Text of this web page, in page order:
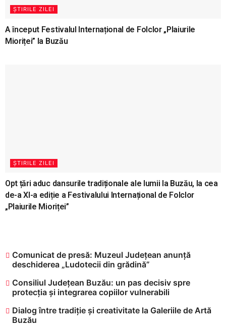
ȘTIRILE ZILEI
A început Festivalul Internațional de Folclor „Plaiurile
Mioriței” la Buzău
ȘTIRILE ZILEI
Opt țări aduc dansurile tradiționale ale lumii la Buzău, la cea
de-a XI-a ediție a Festivalului Internațional de Folclor
„Plaiurile Mioriței”
Comunicat de presă: Muzeul Județean anunță
deschiderea „Ludotecii din grădină”
Consiliul Județean Buzău: un pas decisiv spre
protecția și integrarea copiilor vulnerabili
Dialog între tradiție și creativitate la Galeriile de Artă
Buzău